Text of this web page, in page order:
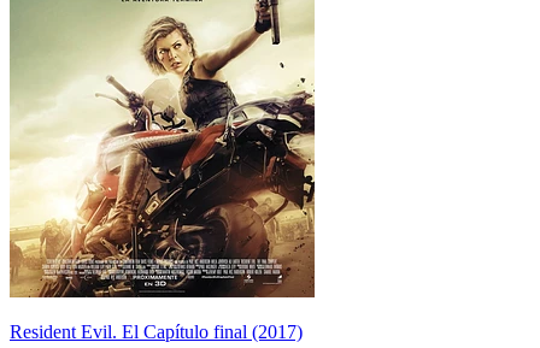
Resident Evil. El Capítulo final (2017)